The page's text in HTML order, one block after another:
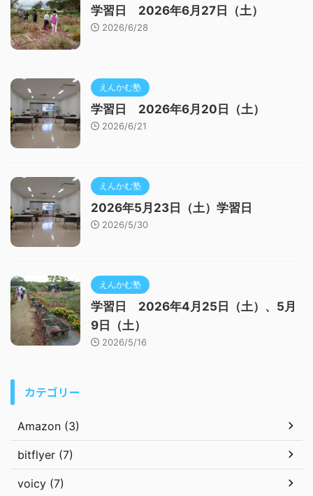
学習日 2026年6月27日（土）
2026/6/28
えんかむ塾
学習日 2026年6月20日（土）
2026/6/21
えんかむ塾
2026年5月23日（土）学習日
2026/5/30
えんかむ塾
学習日 2026年4月25日（土）、5月
9日（土）
2026/5/16
カテゴリー
Amazon (3)
bitflyer (7)
voicy (7)